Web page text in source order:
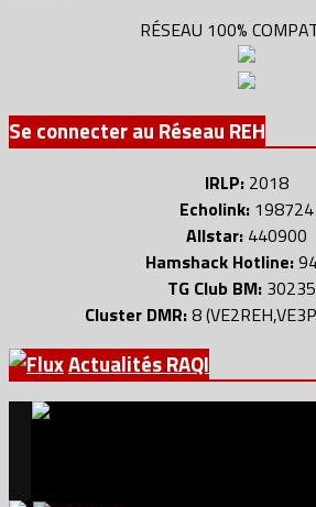
RÉSEAU 100%
Se connecter au Réseau REH
IRLP: 2018
Echolink: 198724
Allstar: 440900
Hamshack Hotline:
TG Club BM:
Cluster DMR:8
Actualités RAQI